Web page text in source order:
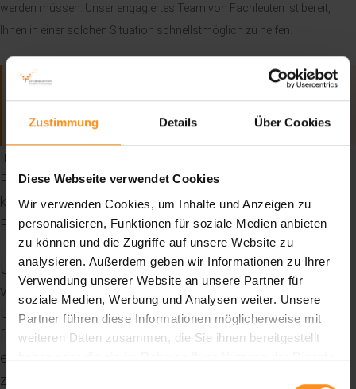
Zustimmung Details Über Cookies
Diese Webseite verwendet Cookies
Wir verwenden Cookies, um Inhalte und Anzeigen zu
personalisieren, Funktionen für soziale Medien anbieten
zu können und die Zugriffe auf unsere Website zu
analysieren. Außerdem geben wir Informationen zu Ihrer
Verwendung unserer Website an unsere Partner für
soziale Medien, Werbung und Analysen weiter. Unsere
Partner führen diese Informationen möglicherweise mit
weiteren Daten zusammen, die Sie ihnen bereitgestellt
haben oder die sie im Rahmen Ihrer Nutzung der Dienste
Einwilligungsauswahl
werden müssen. Unser engagiertes Team von Fachleuten ist bereit,
Ihnen in einer solchen Situation schnellstmöglich zu helfen.
In unserer täglichen Akutsprechstunde behandeln wir Patienten nach
In unserer täglichen Akutsprechstunde behandeln wir
Patienten nach vorheriger telefonischer Anmeldung. Sie
kommen anschließend während unserer Akutzeiten in die
Praxis und wir behandeln Ihre akuten Schmerzen.
Unser Ziel ist es, Ihnen rasche Erleichterung zu
verschaffen. Wir führen eine schnelle und präzise
Untersuchung durch, um die Ursache Ihrer Beschwerden
festzustellen. Basierend auf der Diagnose entwickeln wir
einen individuellen Behandlungsplan, um Ihre Schmerzen
zu lindern und Ihre Zahngesundheit wiederherzustellen.